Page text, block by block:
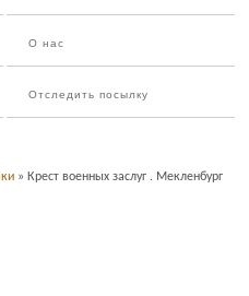
О нас
Отследить посылку
» Крест военных заслуг . Мекленбург